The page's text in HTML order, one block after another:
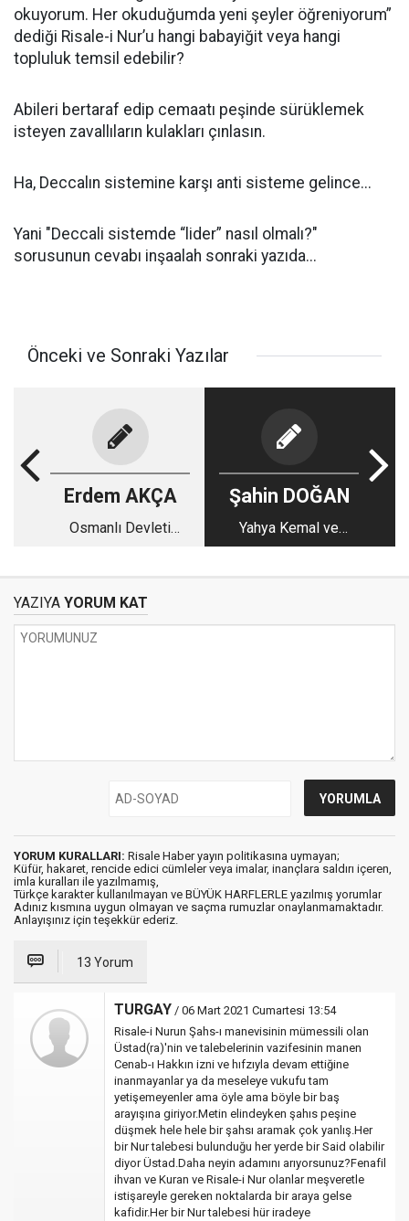
okuyorum. Her okuduğumda yeni şeyler öğreniyorum”
dediği Risale-i Nur’u hangi babayiğit veya hangi
topluluk temsil edebilir?
Abileri bertaraf edip cemaatı peşinde sürüklemek
isteyen zavallıların kulakları çınlasın.
Ha, Deccalın sistemine karşı anti sisteme gelince...
Yani "Deccali sistemde “lider” nasıl olmalı?"
sorusunun cevabı inşaalah sonraki yazıda...
Önceki ve Sonraki Yazılar
Erdem AKÇA
Osmanlı Devleti
ehliyetsizlik
Şahin DOĞAN
Yahya Kemal ve
bazıları
YAZIYA YORUM KAT
YORUM KURALLARI: Risale Haber yayın politikasına uymayan;
Küfür, hakaret, rencide edici cümleler veya imalar, inançlara saldırı içeren,
imla kuralları ile yazılmamış,
Türkçe karakter kullanılmayan ve BÜYÜK HARFLERLE yazılmış yorumlar
Adınız kısmına uygun olmayan ve saçma rumuzlar onaylanmamaktadır.
Anlayışınız için teşekkür ederiz.
13 Yorum
TURGAY / 06 Mart 2021 Cumartesi 13:54
Risale-i Nurun Şahs-ı manevisinin mümessili olan
Üstad(ra)'nin ve talebelerinin vazifesinin manen
Cenab-ı Hakkın izni ve hıfzıyla devam ettiğine
inanmayanlar ya da meseleye vukufu tam
yetişemeyenler ama öyle ama böyle bir baş
arayışına giriyor.Metin elindeyken şahıs peşine
düşmek hele hele bir şahsı aramak çok yanlış.Her
bir Nur talebesi bulunduğu her yerde bir Said olabilir
diyor Üstad.Daha neyin adamını arıyorsunuz?Fenafil
ihvan ve Kuran ve Risale-i Nur olanlar meşveretle
istişareyle gereken noktalarda bir araya gelse
kafidir.Her bir Nur talebesi hür iradeye